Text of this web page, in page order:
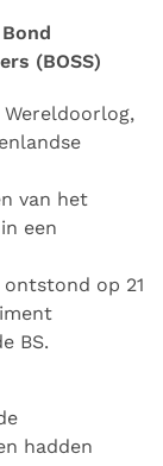
(BOSS)
van het
een
op 21
BS.
hadden